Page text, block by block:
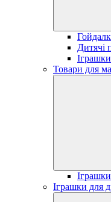
Дитячі
Товари для
Іграшки для